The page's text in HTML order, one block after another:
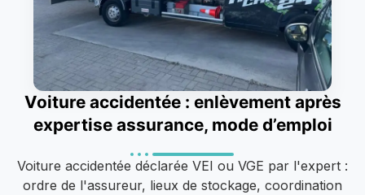
Voiture accidentée : enlèvement après
expertise assurance, mode d’emploi
Voiture accidentée déclarée VEI ou VGE par l'expert :
ordre de l'assureur, lieux de stockage, coordination